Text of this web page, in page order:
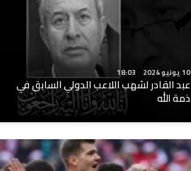
10 يونيو 2024 18:03
عبد القادر لشهب اللاعب الدولي السابق في
ذمة الله